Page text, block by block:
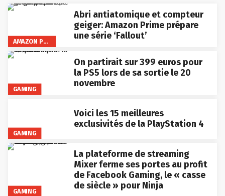
AMAZON PRIME VIDEO
Abri antiatomique et compteur
geiger: Amazon Prime prépare
une série ‘Fallout’
GAMING
On partirait sur 399 euros pour
la PS5 lors de sa sortie le 20
novembre
GAMING
Voici les 15 meilleures
exclusivités de la PlayStation 4
GAMING
La plateforme de streaming
Mixer ferme ses portes au profit
de Facebook Gaming, le « casse
de siècle » pour Ninja